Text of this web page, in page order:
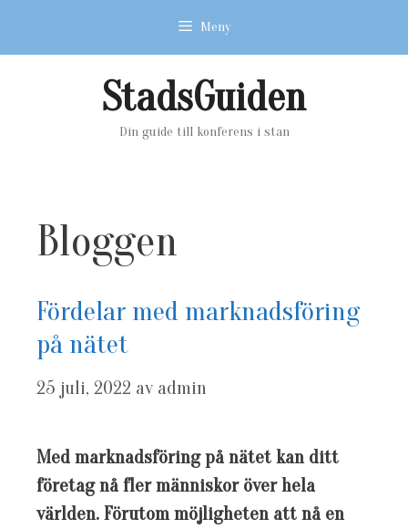
Meny
StadsGuiden
Din guide till konferens i stan
Bloggen
Fördelar med marknadsföring
på nätet
25 juli, 2022 av admin
Med marknadsföring på nätet kan ditt
företag nå fler människor över hela
världen. Förutom möjligheten att nå en